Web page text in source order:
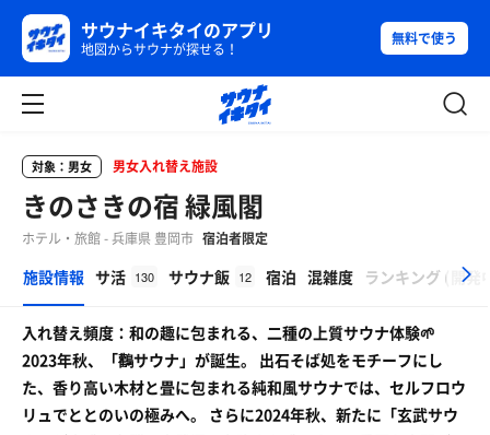
サウナイキタイのアプリ
地図からサウナが探せる！
無料で使う
対象：男女 男女入れ替え施設
きのさきの宿 緑風閣
ホテル・旅館 - 兵庫県 豊岡市 宿泊者限定
施設情報 サ活 130 サウナ飯 12 宿泊 混雑度 ランキング ( 開発
入れ替え頻度：和の趣に包まれる、二種の上質サウナ体験🌱
2023年秋、「鸛サウナ」が誕生。 出石そば処をモチーフにし
た、香り高い木材と畳に包まれる純和風サウナでは、セルフロウ
リュでととのいの極みへ。 さらに2024年秋、新たに「玄武サウ